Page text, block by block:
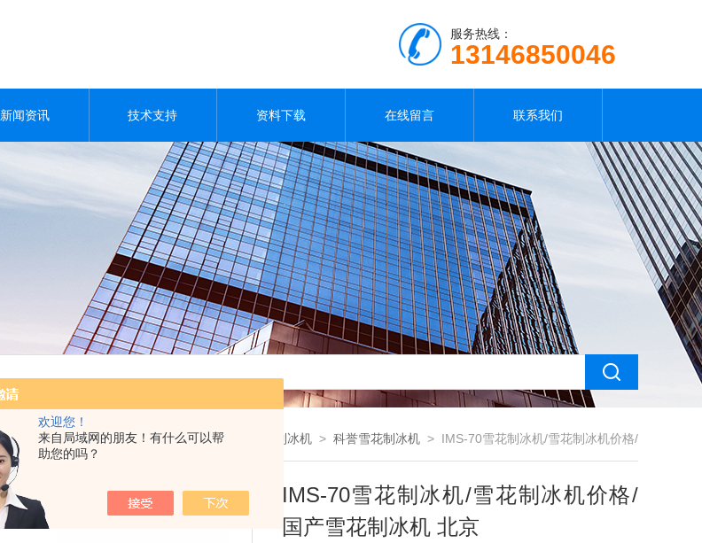
欢迎您！
来自局域网的朋友！有什么可以帮
助您的吗？
服务热线：
13146850046
新闻资讯 技术支持 资料下载 在线留言 联系我们
您现在的位置：首页>产品展示> 国产雪花制冰机 > 科誉雪花制冰机 > IMS-70雪花制冰机/雪花制冰机价格/
国产雪花制冰机 北京
IMS-70雪花制冰机/雪花制冰机价格/
国产雪花制冰机 北京